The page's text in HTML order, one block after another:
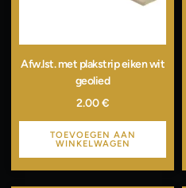
Afw.lst. met plakstrip eiken wit
geolied
2.00€
TOEVOEGEN AAN
WINKELWAGEN